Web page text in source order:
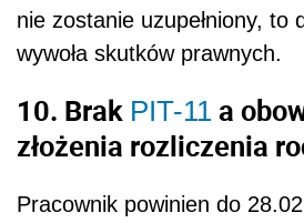
nie zostanie uzupełniony, to
wywoła skutków prawnych.
10. Brak PIT-11 a
złożenia rozliczenia
Pracownik powinien do